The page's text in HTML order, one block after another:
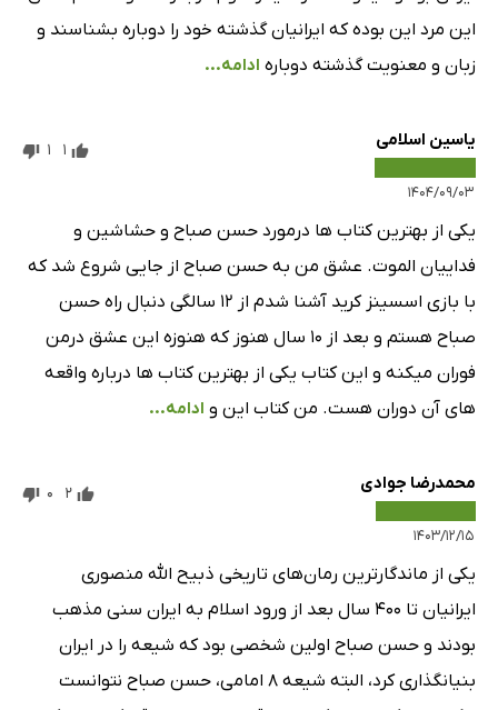
این مرد این بوده که ایرانیان گذشته خود را دوباره بشناسند و
زبان و معنویت گذشته دوباره ادامه...
یاسین اسلامی
۱۴۰۴/۰۹/۰۳
1
1
یکی از بهترین کتاب ها درمورد حسن صباح و حشاشین و
فداییان الموت. عشق من به حسن صباح از جایی شروع شد که
با بازی اسسینز کرید آشنا شدم از ۱۲ سالگی دنبال راه حسن
صباح هستم و بعد از ۱۰ سال هنوز که هنوزه این عشق درمن
فوران میکنه و این کتاب یکی از بهترین کتاب ها درباره واقعه
های آن دوران هست. من کتاب این و ادامه...
محمدرضا جوادی
۱۴۰۳/۱۲/۱۵
2
0
یکی از ماندگار‌ترین رمان‌های تاریخی ذبیح الله منصوری
ایرانیان تا ۴۰۰ سال بعد از ورود اسلام به ایران سنی مذهب
بودند و حسن صباح اولین شخصی بود که شیعه را در ایران
بنیانگذاری کرد، البته شیعه ۸ امامی، حسن صباح نتوانست